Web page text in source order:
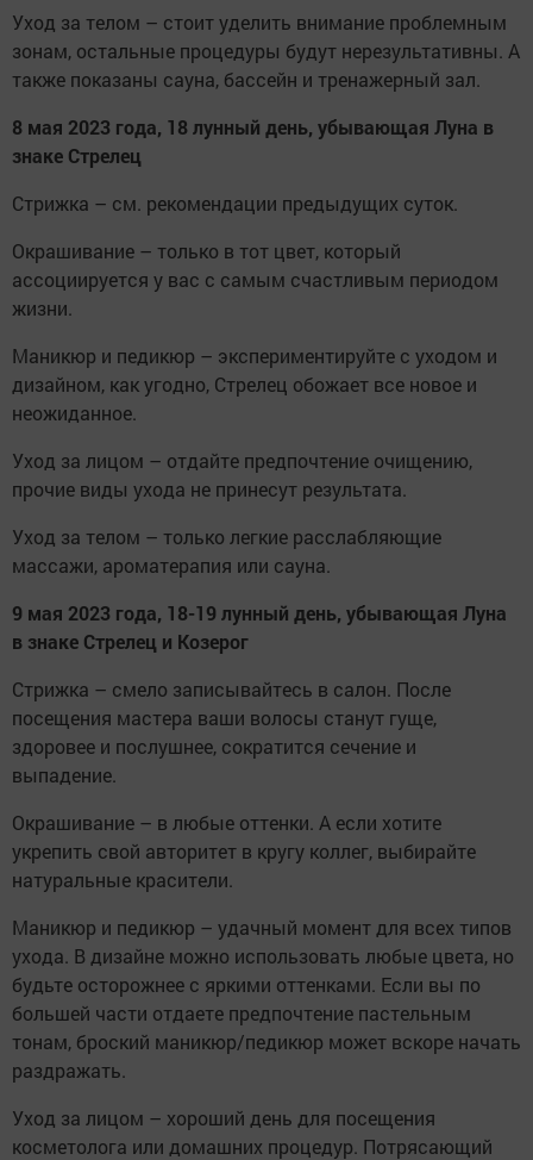
Уход за телом – стоит уделить внимание проблемным
зонам, остальные процедуры будут нерезультативны. А
также показаны сауна, бассейн и тренажерный зал.
8 мая 2023 года, 18 лунный день, убывающая Луна в
знаке Стрелец
Стрижка – см. рекомендации предыдущих суток.
Окрашивание – только в тот цвет, который
ассоциируется у вас с самым счастливым периодом
жизни.
Маникюр и педикюр – экспериментируйте с уходом и
дизайном, как угодно, Стрелец обожает все новое и
неожиданное.
Уход за лицом – отдайте предпочтение очищению,
прочие виды ухода не принесут результата.
Уход за телом – только легкие расслабляющие
массажи, ароматерапия или сауна.
9 мая 2023 года, 18-19 лунный день, убывающая Луна
в знаке Стрелец и Козерог
Стрижка – смело записывайтесь в салон. После
посещения мастера ваши волосы станут гуще,
здоровее и послушнее, сократится сечение и
выпадение.
Окрашивание – в любые оттенки. А если хотите
укрепить свой авторитет в кругу коллег, выбирайте
натуральные красители.
Маникюр и педикюр – удачный момент для всех типов
ухода. В дизайне можно использовать любые цвета, но
будьте осторожнее с яркими оттенками. Если вы по
большей части отдаете предпочтение пастельным
тонам, броский маникюр/педикюр может вскоре начать
раздражать.
Уход за лицом – хороший день для посещения
косметолога или домашних процедур. Потрясающий